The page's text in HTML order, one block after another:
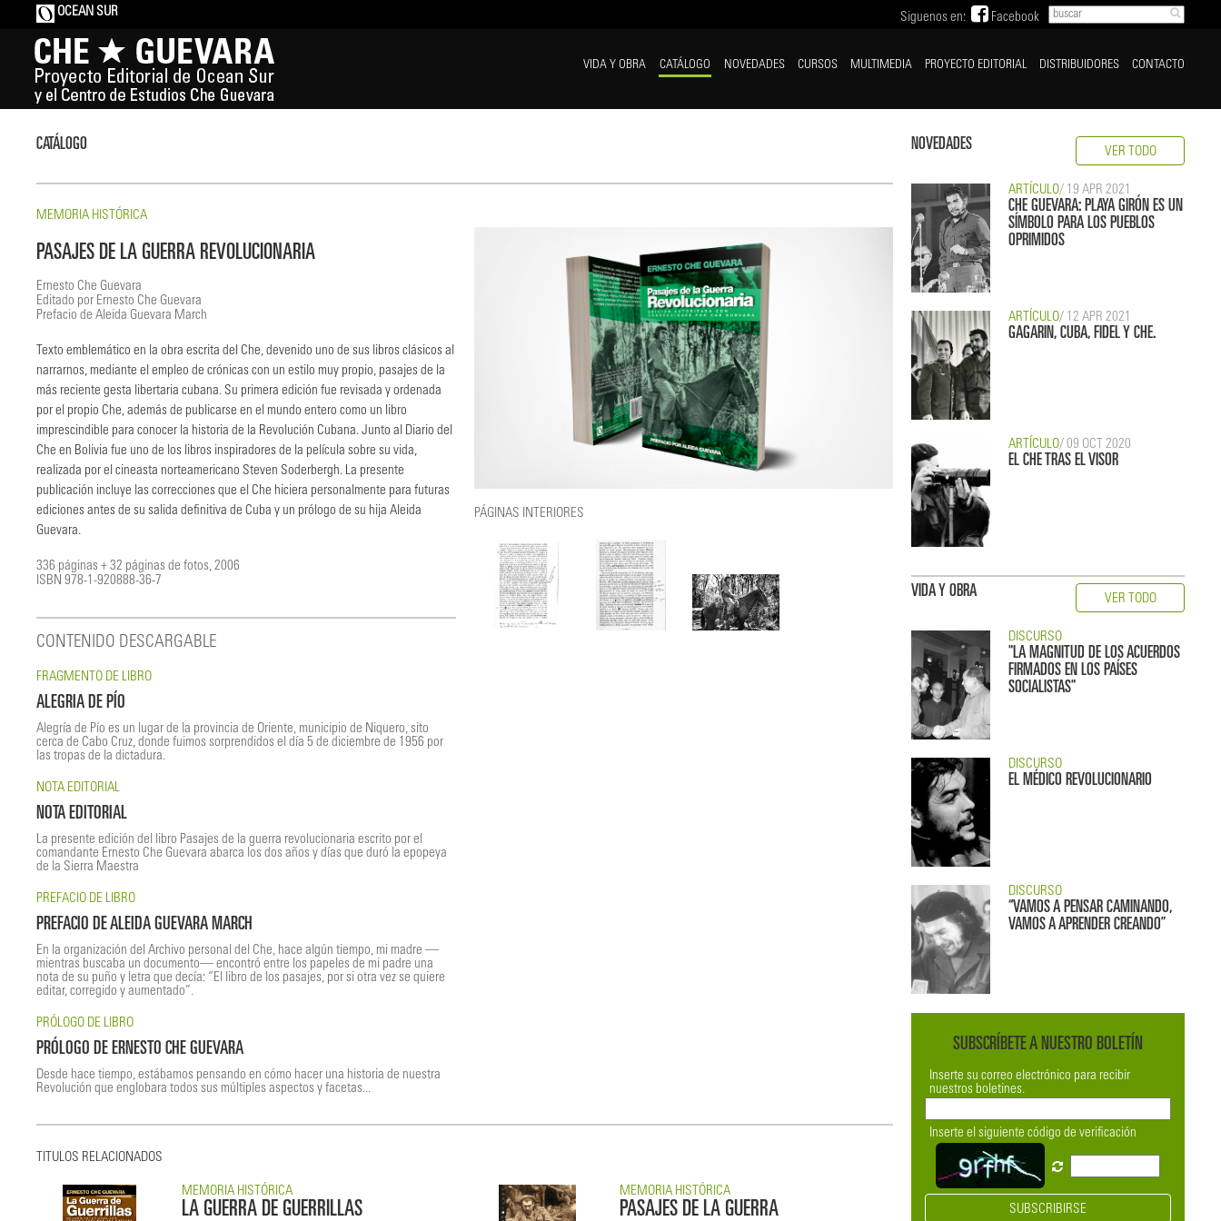
OCEAN SUR Siguenos en: Facebook
VIDA Y OBRA CATÁLOGO NOVEDADES CURSOS MULTIMEDIA PROYECTO EDITORIAL DISTRIBUIDORES CONTACTO
CATÁLOGO
MEMORIA HISTÓRICA
PASAJES DE LA GUERRA REVOLUCIONARIA
Ernesto Che Guevara
Editado por Ernesto Che Guevara
Prefacio de Aleida Guevara March
Texto emblemático en la obra escrita del Che, devenido uno de sus libros clásicos al
narrarnos, mediante el empleo de crónicas con un estilo muy propio, pasajes de la
más reciente gesta libertaria cubana. Su primera edición fue revisada y ordenada
por el propio Che, además de publicarse en el mundo entero como un libro
imprescindible para conocer la historia de la Revolución Cubana. Junto al Diario del
Che en Bolivia fue uno de los libros inspiradores de la película sobre su vida,
realizada por el cineasta norteamericano Steven Soderbergh. La presente
publicación incluye las correcciones que el Che hiciera personalmente para futuras
ediciones antes de su salida definitiva de Cuba y un prólogo de su hija Aleida
Guevara.
336 páginas + 32 páginas de fotos, 2006
ISBN 978-1-920888-36-7
CONTENIDO DESCARGABLE
FRAGMENTO DE LIBRO
ALEGRIA DE PÍO
Alegría de Pío es un lugar de la provincia de Oriente, municipio de Niquero, sito
cerca de Cabo Cruz, donde fuimos sorprendidos el día 5 de diciembre de 1956 por
las tropas de la dictadura.
NOTA EDITORIAL
NOTA EDITORIAL
La presente edición del libro Pasajes de la guerra revolucionaria escrito por el
comandante Ernesto Che Guevara abarca los dos años y días que duró la epopeya
de la Sierra Maestra
PREFACIO DE LIBRO
PREFACIO DE ALEIDA GUEVARA MARCH
En la organización del Archivo personal del Che, hace algún tiempo, mi madre —
mientras buscaba un documento— encontró entre los papeles de mi padre una
nota de su puño y letra que decía: “El libro de los pasajes, por si otra vez se quiere
editar, corregido y aumentado”.
PRÓLOGO DE LIBRO
PRÓLOGO DE ERNESTO CHE GUEVARA
Desde hace tiempo, estábamos pensando en cómo hacer una historia de nuestra
Revolución que englobara todos sus múltiples aspectos y facetas...
PÁGINAS INTERIORES
TITULOS RELACIONADOS
MEMORIA HISTÓRICA
LA GUERRA DE GUERRILLAS
MEMORIA HISTÓRICA
PASAJES DE LA GUERRA
NOVEDADES VER TODO
ARTÍCULO/ 19 APR 2021
CHE GUEVARA: PLAYA GIRÓN ES UN
SÍMBOLO PARA LOS PUEBLOS
OPRIMIDOS
ARTÍCULO/ 12 APR 2021
GAGARIN, CUBA, FIDEL Y CHE.
ARTÍCULO/ 09 OCT 2020
EL CHE TRAS EL VISOR
VIDA Y OBRA VER TODO
DISCURSO
"LA MAGNITUD DE LOS ACUERDOS
FIRMADOS EN LOS PAÍSES
SOCIALISTAS"
DISCURSO
EL MÉDICO REVOLUCIONARIO
DISCURSO
“VAMOS A PENSAR CAMINANDO,
VAMOS A APRENDER CREANDO”
SUBSCRÍBETE A NUESTRO BOLETÍN
Inserte su correo electrónico para recibir
nuestros boletines.
Inserte el siguiente código de verificación
SUBSCRIBIRSE